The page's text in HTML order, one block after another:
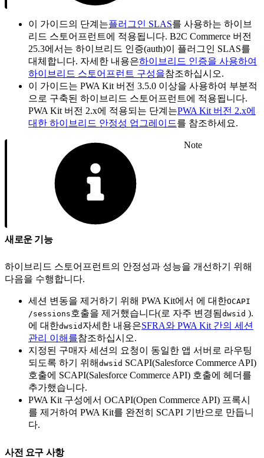
이 가이드의 단계는플러그인 SLAS를 사용하는 하이브
리드 스토어프런트에 적용됩니다. B2C Commerce 버전
25.3에서는 하이브리드 인증(auth)이 플러그인 SLAS를
대체합니다. 자세한 내용은하이브리드 인증을 사용하여
하이브리드 스토어프런트 구성을참조하십시오.
이 가이드는 PWA Kit 버전 3.5.0 이상을 사용하여 부분적
으로 구축된 하이브리드 스토어프런트에 적용됩니다.
PWA Kit 버전 2.x에 적용되는 단계는PWA Kit 버전 2.x에
대한 하이브리드 안정성 업그레이드를 참조하세요.
Note
새로운 기능
하이브리드 스토어프런트의 안정성과 성능을 개선하기 위해
다음을 수행합니다.
세션 변동을 제거하기 위해 PWA Kit에서 에 대한OCAPI
/sessions호출을 제거했습니다(로 자주 변경됨dwsid ).
에 대한dwsid 자세한 내용은SFRA와 PWA Kit 간의 세션
관리 이해를참조하십시오.
지정된 구매자 세션의 요청이 동일한 앱 서버로 라우팅
되도록 하기 위해 dwsid SCAPI(Salesforce Commerce API)
호출에 SCAPI(Salesforce Commerce API) 호출에 헤더를
추가했습니다.
PWA Kit 구성에서 OCAPI(Open Commerce API) 프록시
를 제거하여 PWA Kit를 완전히 SCAPI 기반으로 만듭니
다.
사전 요구 사항